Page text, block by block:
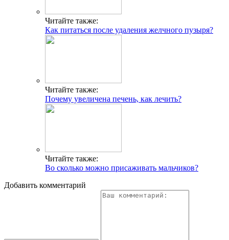
Читайте также:
Как питаться после удаления желчного пузыря?
Читайте также:
Почему увеличена печень, как лечить?
Читайте также:
Во сколько можно присаживать мальчиков?
Добавить комментарий